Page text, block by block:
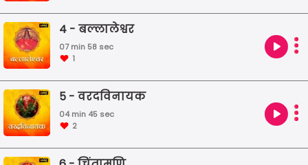
4 - बल्लालेश्वर
07 min 58 sec
1
5 - वरदविनायक
04 min 45 sec
2